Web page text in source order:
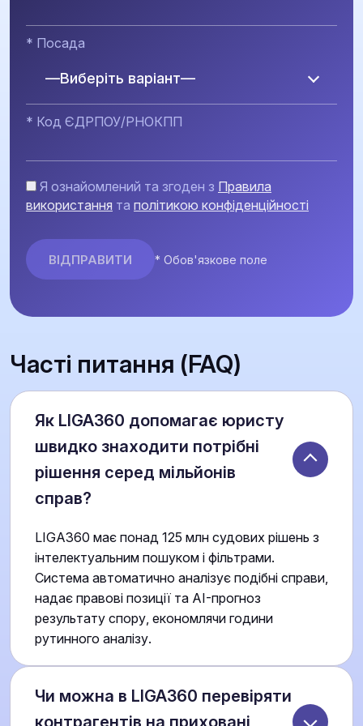
* Посада
—Виберіть варіант—
* Код ЄДРПОУ/РНОКПП
Я ознайомлений та згоден з Правила
використання та політикою конфіденційності
* Обов'язкове поле
Часті питання (FAQ)
Як LIGA360 допомагає юристу
швидко знаходити потрібні
рішення серед мільйонів
справ?
LIGA360 має понад 125 млн судових рішень з
інтелектуальним пошуком і фільтрами.
Система автоматично аналізує подібні справи,
надає правові позиції та AI-прогноз
результату спору, економлячи години
рутинного аналізу.
Чи можна в LIGA360 перевіряти